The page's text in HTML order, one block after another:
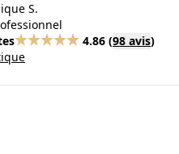
S.
4.86 (98 avis)